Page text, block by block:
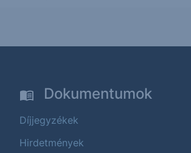
Dokumentumok
Díjjegyzékek
Hirdetmények